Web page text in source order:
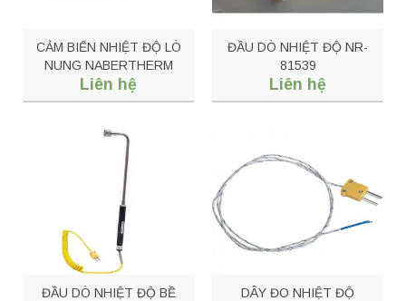
CẢM BIẾN NHIỆT ĐỘ LÒ
NUNG NABERTHERM
TW-3100
Liên hệ
ĐẦU DÒ NHIỆT ĐỘ NR-
81539
Liên hệ
ĐẦU DÒ NHIỆT ĐỘ BỀ
DÂY ĐO NHIỆT ĐỘ